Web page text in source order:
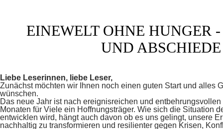
EINEWELT OHNE HUNGER
UND ABSCHIEDE
Liebe Leserinnen, liebe Leser,
Zunächst möchten wir Ihnen noch einen guten Start und alles
wünschen.
Das neue Jahr ist nach ereignisreichen und
Monaten für Viele ein Hoffnungsträger. Wie sich die Situation
entwicklen wird, hängt auch davon ob es uns gelingt, unsere
nachhaltig zu transformieren und resilienter gegen Krisen,